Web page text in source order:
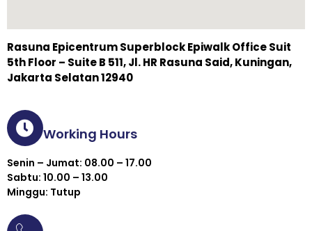
Rasuna Epicentrum Superblock Epiwalk Office Suit
5th Floor – Suite B 511, Jl. HR Rasuna Said, Kuningan,
Jakarta Selatan 12940
Working Hours
Senin – Jumat: 08.00 – 17.00
Sabtu: 10.00 – 13.00
Minggu: Tutup